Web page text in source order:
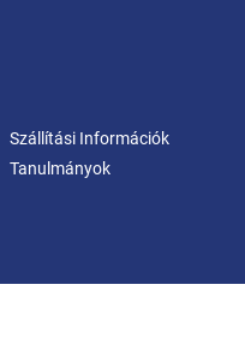
Szállítási Információk
Tanulmányok